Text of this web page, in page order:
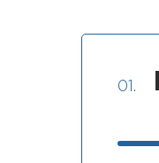
01.